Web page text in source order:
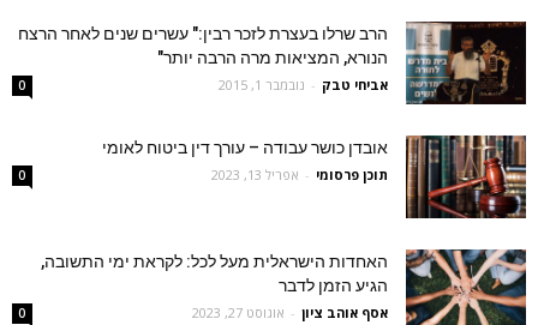
הרב שרלו בעצרת לזכר רבין:" עשרים שנים לאחר הרצח
הנורא, המציאות מרה הרבה יותר"
אביחי טבק - נובמבר 1, 2015 0
אובדן כושר עבודה – עורך דין ביטוח לאומי
תוכן פרסומי - אפריל 13, 2023 0
האחדות הישראלית מעל לכל: לקראת ימי התשובה,
הגיע הזמן לדבר
אסף אוהב ציון - אוגוסט 27, 2023 0